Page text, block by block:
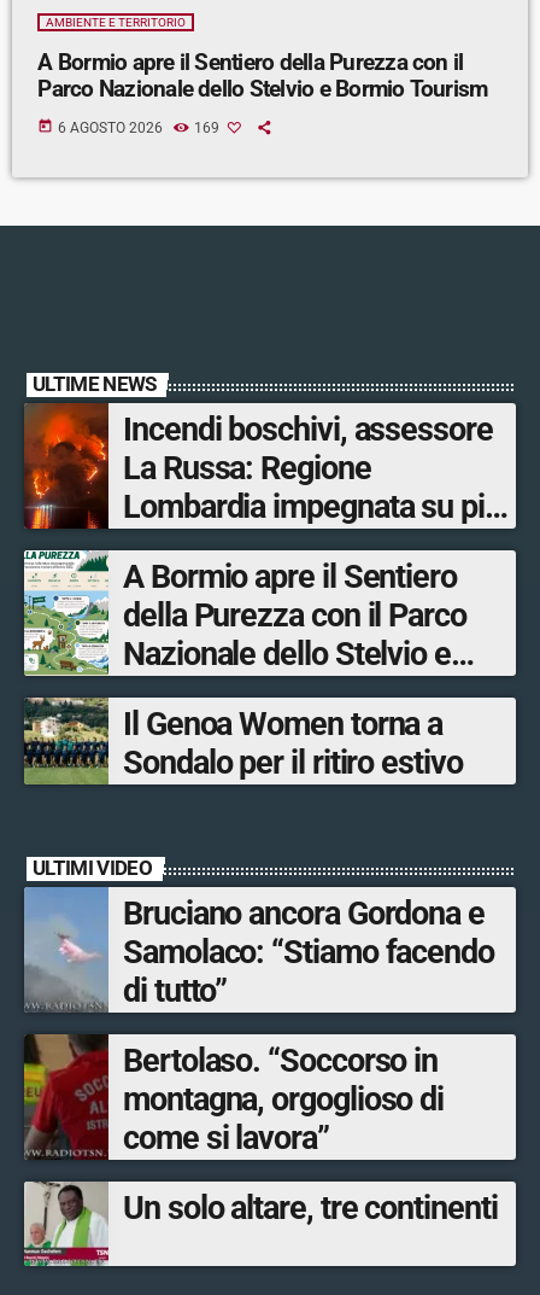
AMBIENTE E TERRITORIO
A Bormio apre il Sentiero della Purezza con il
Parco Nazionale dello Stelvio e Bormio Tourism
today 6 AGOSTO 2026 169
ULTIME NEWS
Incendi boschivi, assessore
La Russa: Regione
Lombardia impegnata su più
fronti, 48 volontari coinvolti
tra le province di Lecco,
Sondrio, Milano e Como
A Bormio apre il Sentiero
della Purezza con il Parco
Nazionale dello Stelvio e
Bormio Tourism
Il Genoa Women torna a
Sondalo per il ritiro estivo
ULTIMI VIDEO
Bruciano ancora Gordona e
Samolaco: “Stiamo facendo
di tutto”
Bertolaso. “Soccorso in
montagna, orgoglioso di
come si lavora”
Un solo altare, tre continenti